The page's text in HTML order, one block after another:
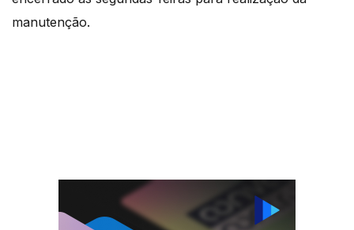
manutenção.